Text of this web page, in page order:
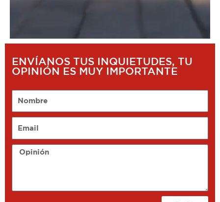
ENVÍANOS TUS INQUIETUDES, TU
OPINIÓN ES MUY IMPORTANTE
Opinión